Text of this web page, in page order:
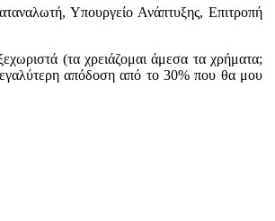
Υπουργείο Ανάπτυξης, Επιτροπή
(τα χρειάζομαι άμεσα τα χρήματα;
απόδοση από το 30% που θα μου